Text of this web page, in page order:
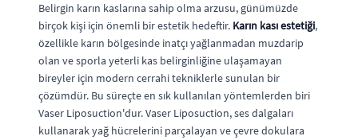
Belirgin karın kaslarına sahip olma arzusu, günümüzde
birçok kişi için önemli bir estetik hedeftir. Karın kası estetiği,
özellikle karın bölgesinde inatçı yağlanmadan muzdarip
olan ve sporla yeterli kas belirginliğine ulaşamayan
bireyler için modern cerrahi tekniklerle sunulan bir
çözümdür. Bu süreçte en sık kullanılan yöntemlerden biri
Vaser Liposuction'dur. Vaser Liposuction, ses dalgaları
kullanarak yağ hücrelerini parçalayan ve çevre dokulara